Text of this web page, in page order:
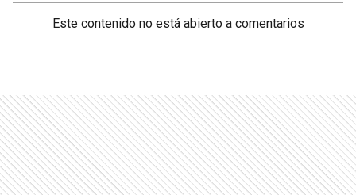
Este contenido no está abierto a comentarios